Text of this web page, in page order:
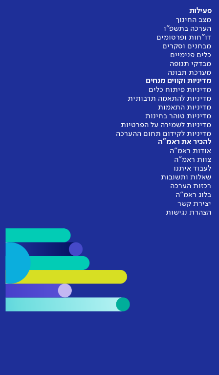
פעילות
מצב החינוך
הערכה בתשפ"ו
דו"חות ופרסומים
מבחנים וסקרים
כלים פנימיים
מבדקי תנופה
מערכת תבונה
מדיניות וקווים מנחים
מדיניות פיתוח כלים
מדיניות להתאמה תרבותית
מדיניות התאמות
מדיניות טוהר בחינות
מדיניות לשמירה על הפרטיות
מדיניות לקידום תחום ההערכה
להכיר את ראמ"ה
אודות ראמ"ה
צוות ראמ"ה
לעבוד איתנו
שאלות ותשובות
רכזות הערכה
בלוג ראמ"ה
יצירת קשר
הצהרת נגישות